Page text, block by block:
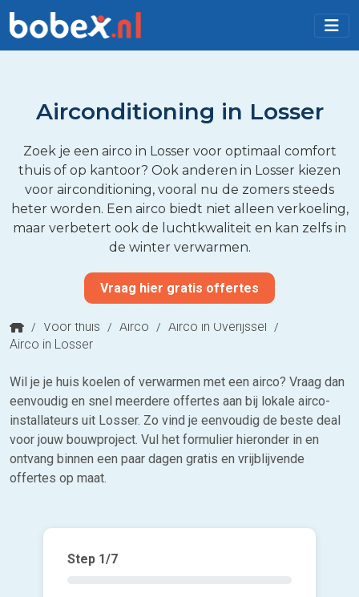
Airconditioning in Losser
Zoek je een airco in Losser voor optimaal comfort
thuis of op kantoor? Ook anderen in Losser kiezen
voor airconditioning, vooral nu de zomers steeds
heter worden. Een airco biedt niet alleen verkoeling,
maar verbetert ook de luchtkwaliteit en kan zelfs in
de winter verwarmen.
Vraag hier gratis offertes
/ Voor thuis / Airco / Airco in Overijssel /
Airco in Losser
Wil je je huis koelen of verwarmen met een airco? Vraag dan
eenvoudig en snel meerdere offertes aan bij lokale airco-
installateurs uit Losser. Zo vind je eenvoudig de beste deal
voor jouw bouwproject. Vul het formulier hieronder in en
ontvang binnen een paar dagen gratis en vrijblijvende
offertes op maat.
Step 1/7